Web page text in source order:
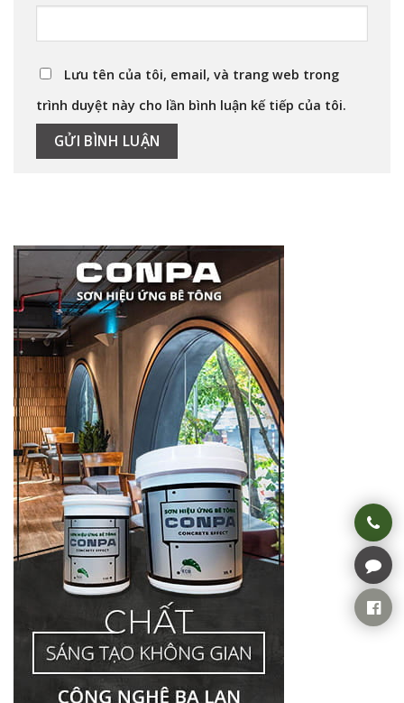
Lưu tên của tôi, email, và trang web trong
trình duyệt này cho lần bình luận kế tiếp của tôi.